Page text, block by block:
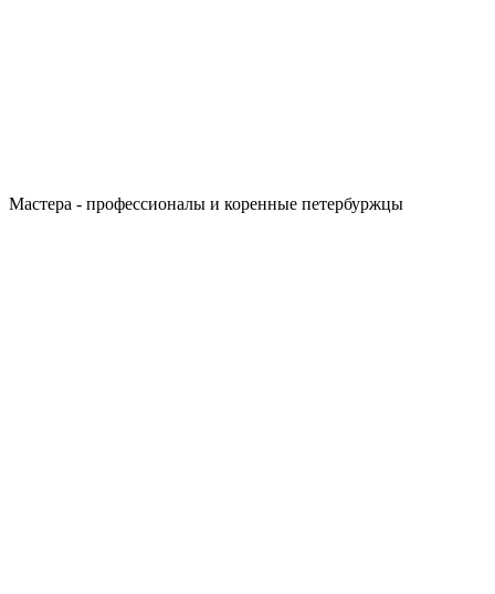
Мастера - профессионалы и коренные петербуржцы